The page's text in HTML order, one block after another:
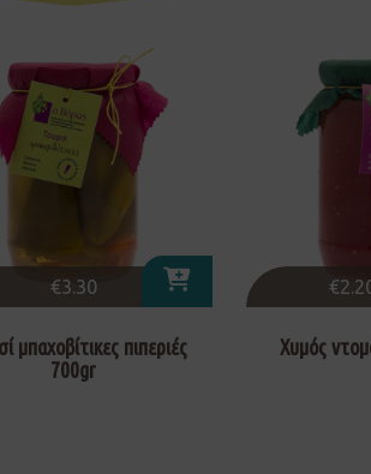
€3.30
μπαχοβίτικες πιπεριές
700gr
€
Χυμός